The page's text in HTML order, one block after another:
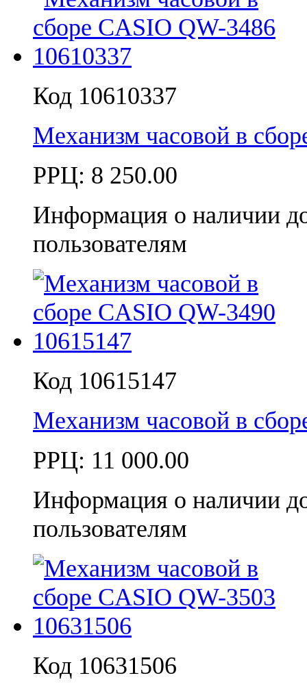
Код 10610337
Механизм часовой в
РРЦ: 8 250.00
Информация о наличии
пользователям
Код 10615147
Механизм часовой в
РРЦ: 11 000.00
Информация о наличии
пользователям
Код 10631506